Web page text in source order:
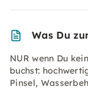
Was Du
NUR wenn Du
buchst:
Pinsel,